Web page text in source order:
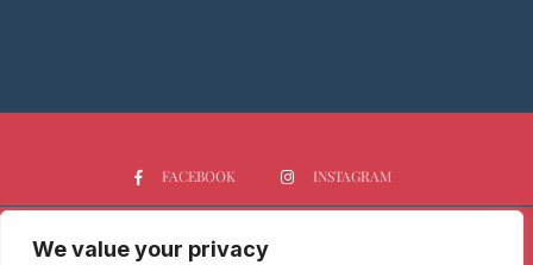
We value your privacy
FACEBOOK INSTAGRAM
HOME CHI SIAMO